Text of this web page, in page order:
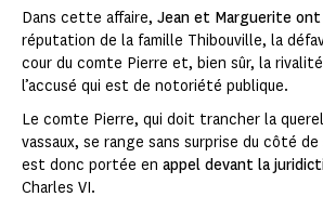
Dans cette affaire, Jean et Marguerite
réputation de la famille Thibouville, la
cour du comte Pierre et, bien sûr, la
l’accusé qui est de notoriété publique.
Le comte Pierre, qui doit trancher la
vassaux, se range sans surprise du côté de
est donc portée en appel devant la
Charles VI.